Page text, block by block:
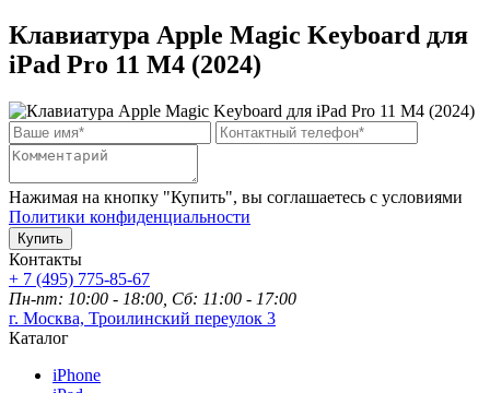
Клавиатура Apple Magic Keyboard для
iPad Pro 11 М4 (2024)
Нажимая на кнопку "Купить", вы соглашаетесь с условиями
Политики конфиденциальности
Купить
Контакты
+ 7 (495) 775-85-67
Пн-пт: 10:00 - 18:00, Сб: 11:00 - 17:00
г. Москва, Троилинский переулок 3
Каталог
iPhone